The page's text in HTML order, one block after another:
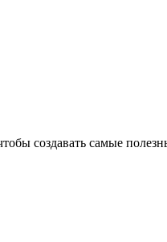
создавать самые